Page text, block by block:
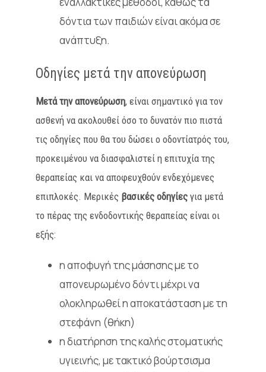
δόντια των παιδιών είναι ακόμα σε
ανάπτυξη.
Οδηγίες μετά την απονεύρωση
Μετά την απονεύρωση, είναι σημαντικό για τον
ασθενή να ακολουθεί όσο το δυνατόν πιο πιστά
τις οδηγίες που θα του δώσει ο οδοντίατρός του,
προκειμένου να διασφαλιστεί η επιτυχία της
θεραπείας και να αποφευχθούν ενδεχόμενες
επιπλοκές. Μερικές βασικές οδηγίεςγια μετά
το πέρας της ενδοδοντικής θεραπείας είναι οι
εξής:
η αποφυγή της μάσησης με το
απονευρωμένο δόντι μέχρι να
ολοκληρωθεί η αποκατάσταση με τη
στεφάνη (θήκη)
η διατήρηση της καλής στοματικής
υγιεινής, με τακτικό βούρτσισμα